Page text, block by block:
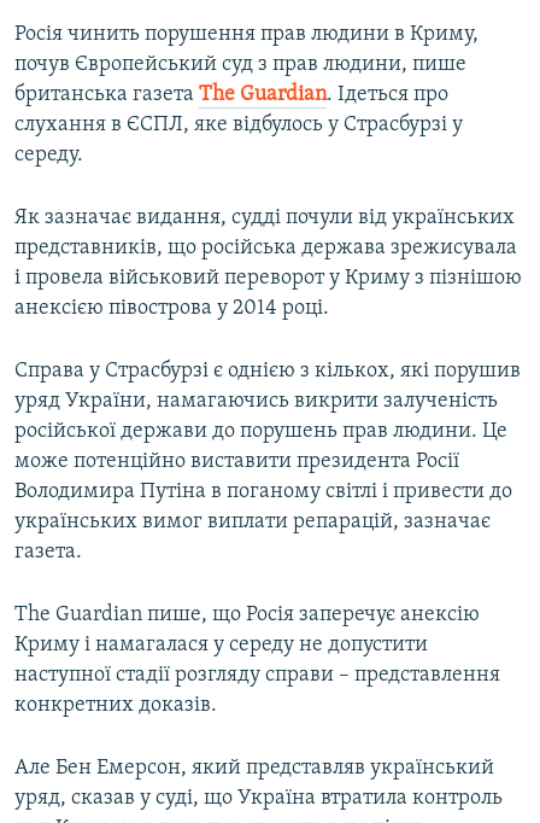
Росія чинить порушення прав людини в Криму,
почув Європейський суд з прав людини, пише
британська газета The Guardian. Ідеться про
слухання в ЄСПЛ, яке відбулось у Страсбурзі у
середу.
Як зазначає видання, судді почули від українських
представників, що російська держава зрежисувала
і провела військовий переворот у Криму з пізнішою
анексією півострова у 2014 році.
Справа у Страсбурзі є однією з кількох, які порушив
уряд України, намагаючись викрити залученість
російської держави до порушень прав людини. Це
може потенційно виставити президента Росії
Володимира Путіна в поганому світлі і привести до
українських вимог виплати репарацій, зазначає
газета.
The Guardian пише, що Росія заперечує анексію
Криму і намагалася у середу не допустити
наступної стадії розгляду справи – представлення
конкретних доказів.
Але Бен Емерсон, який представляв український
уряд, сказав у суді, що Україна втратила контроль